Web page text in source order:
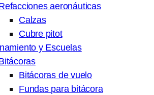
aeronáuticas
Calzas
Cubre pitot
y Escuelas
Bitácoras de vuelo
Fundas para bitácora